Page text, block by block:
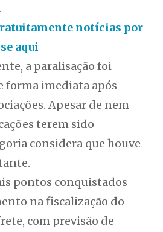
notícias por
aqui
a paralisação foi
forma imediata após
Apesar de nem
terem sido
considera que houve
pontos conquistados
na fiscalização do
com previsão de